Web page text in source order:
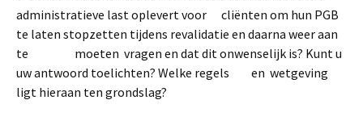
administratieve last oplevert voor cliënten om hun PGB
te laten stopzetten tijdens revalidatie en daarna weer aan
te moeten vragen en dat dit onwenselijk is? Kunt u
uw antwoord toelichten? Welke regels en wetgeving
ligt hieraan ten grondslag?